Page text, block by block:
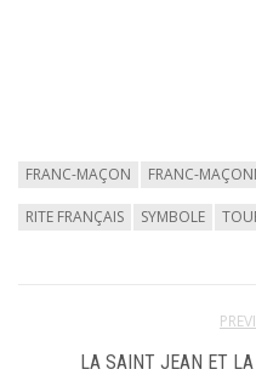
FRANC-MAÇON FRANC-
RITE FRANÇAIS SYMBOLE
LA SAINT JEAN ET